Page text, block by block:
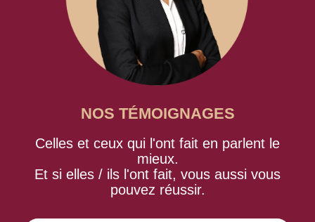
NOS TÉMOIGNAGES
Celles et ceux qui l'ont fait en parlent le
mieux.
Et si elles / ils l'ont fait, vous aussi vous
pouvez réussir.